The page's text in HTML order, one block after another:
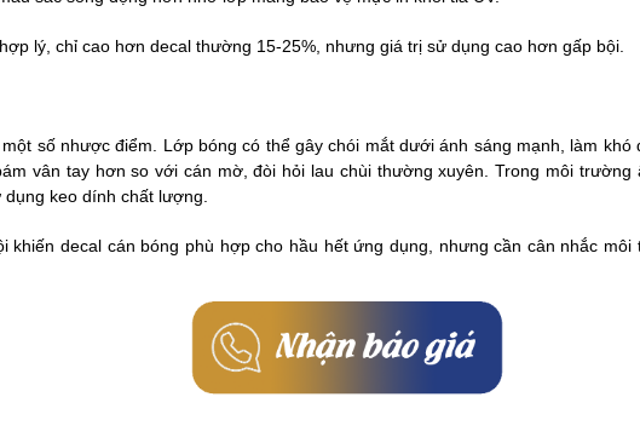
lý, chỉ cao hơn decal thường 15-25%, nhưng giá trị sử dụng cao hơn gấp bội.
số nhược điểm. Lớp bóng có thể gây chói mắt dưới ánh sáng mạnh, làm khó
vân tay hơn so với cán mờ, đòi hỏi lau chùi thường xuyên. Trong môi
keo dính chất lượng.
khiến decal cán bóng phù hợp cho hầu hết ứng dụng, nhưng cần cân nhắc